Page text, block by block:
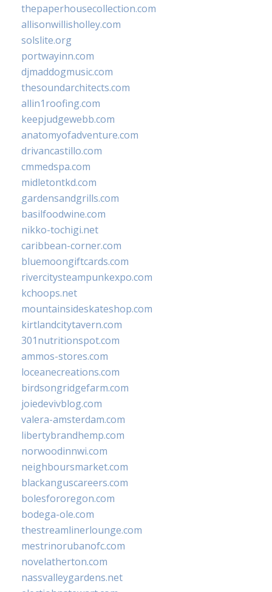
thepaperhousecollection.com
allisonwillisholley.com
solslite.org
portwayinn.com
djmaddogmusic.com
thesoundarchitects.com
allin1roofing.com
keepjudgewebb.com
anatomyofadventure.com
drivancastillo.com
cmmedspa.com
midletontkd.com
gardensandgrills.com
basilfoodwine.com
nikko-tochigi.net
caribbean-corner.com
bluemoongiftcards.com
rivercitysteampunkexpo.com
kchoops.net
mountainsideskateshop.com
kirtlandcitytavern.com
301nutritionspot.com
ammos-stores.com
loceanecreations.com
birdsongridgefarm.com
joiedevivblog.com
valera-amsterdam.com
libertybrandhemp.com
norwoodinnwi.com
neighboursmarket.com
blackanguscareers.com
bolesfororegon.com
bodega-ole.com
thestreamlinerlounge.com
mestrinorubanofc.com
novelatherton.com
nassvalleygardens.net